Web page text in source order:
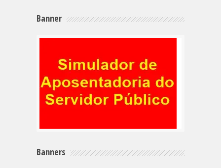
Banner
Banners